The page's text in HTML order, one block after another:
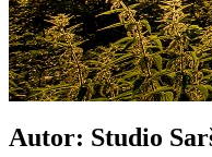
Autor: Studio